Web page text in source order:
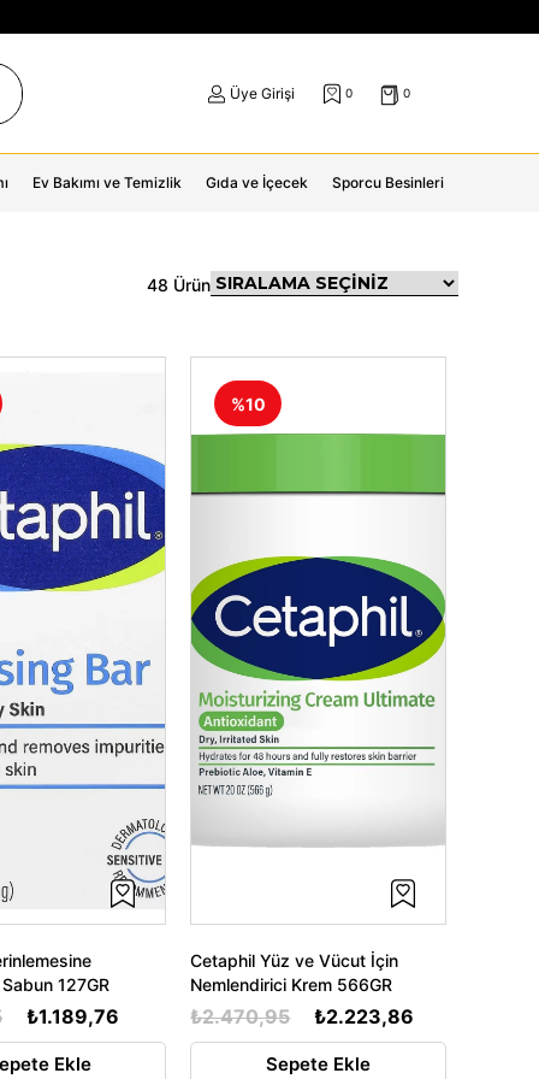
Üye Girişi 0 0
Ev Bakımı ve Temizlik Gıda ve İçecek Sporcu Besinleri
48 Ürün
127GR
₺1.189,76
Ekle
Cetaphil Yüz ve Vücut İçin
Nemlendirici Krem 566GR
₺2.223,86
₺2.470,95
Sepete Ekle
%10